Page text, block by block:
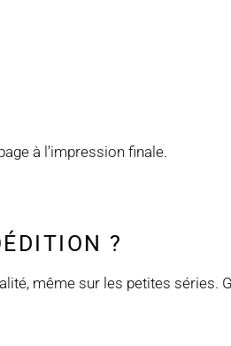
à l’impression finale.
?
même sur les petites séries.